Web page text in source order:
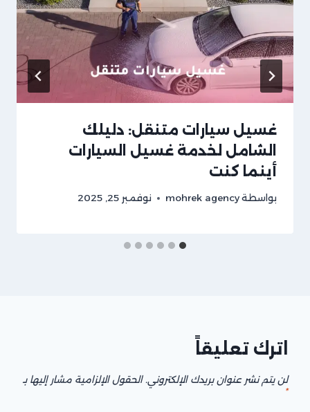
غسيل سيارات متنقل: دليلك
الشامل لخدمة غسيل السيارات
أينما كنت
بواسطةmohrek agency نوفمبر 25, 2025
اترك تعليقاً
لن يتم نشر عنوان بريدك الإلكتروني. الحقول الإلزامية مشار إليها بـ
*